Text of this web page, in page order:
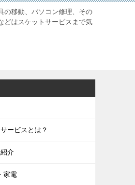
の移動、パソコン修理、その
どはスケットサービスまで気
ービスとは？
介
家電